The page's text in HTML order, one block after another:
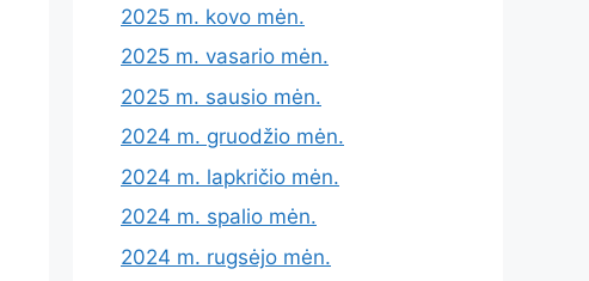
2025 m. kovo mėn.
2025 m. vasario mėn.
2025 m. sausio mėn.
2024 m. gruodžio mėn.
2024 m. lapkričio mėn.
2024 m. spalio mėn.
2024 m. rugsėjo mėn.